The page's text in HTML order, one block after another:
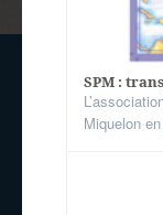
SPM :
Miquelon